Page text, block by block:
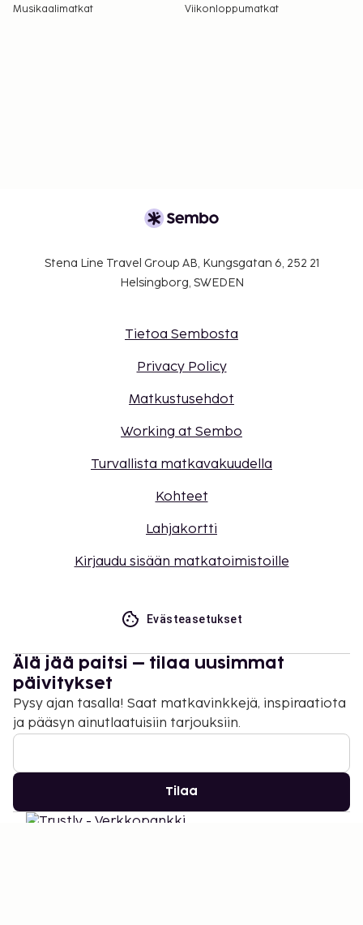
Musikaalimatkat
Viikonloppumatkat
Stena Line Travel Group AB, Kungsgatan 6, 252 21
Helsingborg, SWEDEN
Tietoa Sembosta
Privacy Policy
Matkustusehdot
Working at Sembo
Turvallista matkavakuudella
Kohteet
Lahjakortti
Kirjaudu sisään matkatoimistoille
Evästeasetukset
Älä jää paitsi – tilaa uusimmat
päivitykset
Pysy ajan tasalla! Saat matkavinkkejä, inspiraatiota
ja pääsyn ainutlaatuisiin tarjouksiin.
Tilaa